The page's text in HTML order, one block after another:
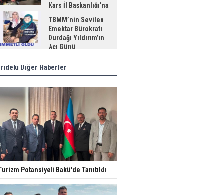
Kars İl Başkanlığı’na
TBMM’nin Sevilen
Emektar Bürokratı
Durdağı Yıldırım’ın
Acı Günü
Diğer Haberler
Potansiyeli Bakü'de Tanıtıldı